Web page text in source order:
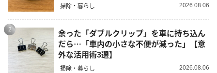
掃除・暮らし 2026.08.06
2
余った「ダブルクリップ」を車に持ち込ん
だら…「車内の小さな不便が減った」【意
外な活用術3選】
掃除・暮らし 2026.08.06